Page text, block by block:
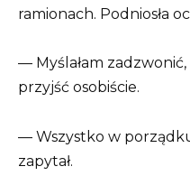
ramionach. Podniosła
— Myślałam zadzwonić,
przyjść osobiście.
— Wszystko w
zapytał.